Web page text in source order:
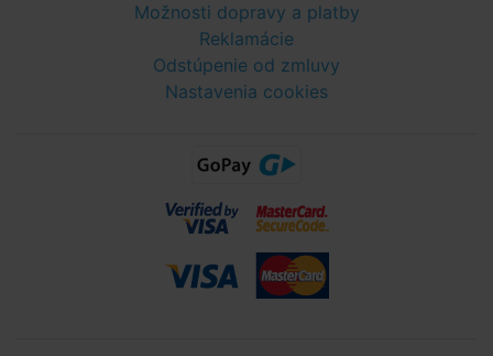
Možnosti dopravy a platby
Reklamácie
Odstúpenie od zmluvy
Nastavenia cookies